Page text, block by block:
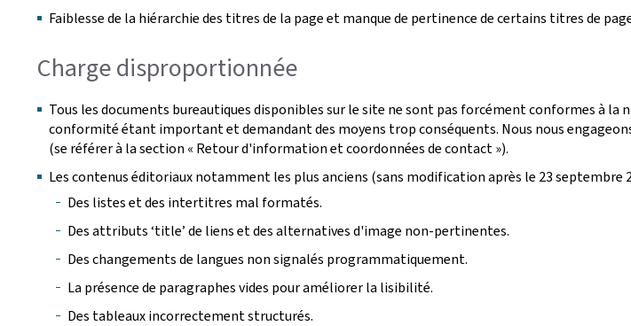
Faiblesse de la hiérarchie des titres de la page et manque de pertinence de certains titres de
Charge disproportionnée
Tous les documents bureautiques disponibles sur le site ne sont pas forcément conformes à la
conformité étant important et demandant des moyens trop conséquents. Nous nous
(se référer à la section « Retour d'information et coordonnées de contact »).
Les contenus éditoriaux notamment les plus anciens (sans modification après le 23
Des listes et des intertitres mal formatés.
Des attributs ‘title’ de liens et des alternatives d'image non-pertinentes.
Des changements de langues non signalés programmatiquement.
La présence de paragraphes vides pour améliorer la lisibilité.
Des tableaux incorrectement structurés.